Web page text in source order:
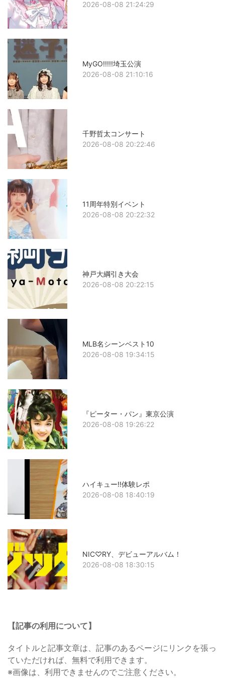
2026-08-08 21:24:29
MyGO!!!!!埼玉公演
2026-08-08 21:10:16
千野哲太コンサート
2026-08-08 20:22:46
11周年特別イベント
2026-08-08 20:22:32
神戸大綱引き大会
2026-08-08 20:22:15
MLB名シーンベスト10
2026-08-08 19:34:15
『ピーター・パン』東京公演
2026-08-08 19:26:22
ハイキュー!!体験レポ
2026-08-08 18:40:19
NIC♡RY、デビューアルバム！
2026-08-08 18:30:15
【記事の利用について】
タイトルと記事文章は、記事のあるページにリンクを張っ
ていただければ、無料で利用できます。
※画像は、利用できませんのでご注意ください。